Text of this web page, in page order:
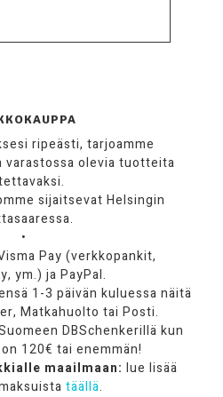
ripeästi, tarjoamme
varastossa olevia tuotteita
sijaitsevat Helsingin
•
Pay (verkkopankit,
ym.) ja PayPal.
1-3 päivän kuluessa näitä
Matkahuolto tai Posti.
DBSchenkerillä kun
120€ tai enemmän!
maailmaan: lue lisää
täällä.